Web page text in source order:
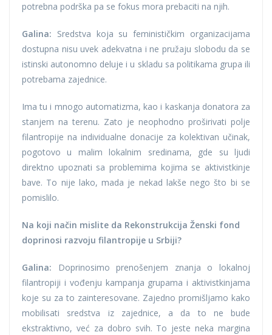
potrebna podrška pa se fokus mora prebaciti na njih.
Galina: Sredstva koja su feminističkim organizacijama
dostupna nisu uvek adekvatna i ne pružaju slobodu da se
istinski autonomno deluje i u skladu sa politikama grupa ili
potrebama zajednice.
Ima tu i mnogo automatizma, kao i kaskanja donatora za
stanjem na terenu. Zato je neophodno proširivati polje
filantropije na individualne donacije za kolektivan učinak,
pogotovo u malim lokalnim sredinama, gde su ljudi
direktno upoznati sa problemima kojima se aktivistkinje
bave. To nije lako, mada je nekad lakše nego što bi se
pomislilo.
Na koji način mislite da Rekonstrukcija Ženski fond
doprinosi razvoju filantropije u Srbiji?
Galina: Doprinosimo prenošenjem znanja o lokalnoj
filantropiji i vođenju kampanja grupama i aktivistkinjama
koje su za to zainteresovane. Zajedno promišljamo kako
mobilisati sredstva iz zajednice, a da to ne bude
ekstraktivno, već za dobro svih. To jeste neka margina